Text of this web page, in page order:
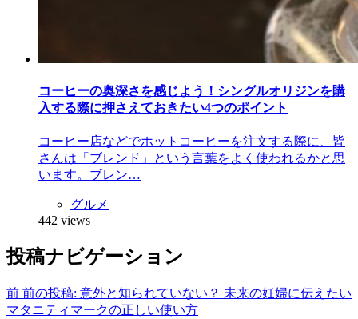
コーヒーの奥深さを感じよう！シングルオリジンを購
入する際に押さえておきたい4つのポイント
コーヒー店などでホットコーヒーを注文する際に、皆
さんは「ブレンド」という言葉をよく使われるかと思
います。ブレン…
グルメ
442 views
投稿ナビゲーション
前 前の投稿: 意外と知られていない？ 未来の妊婦に伝えたい
マタニティマークの正しい使い方